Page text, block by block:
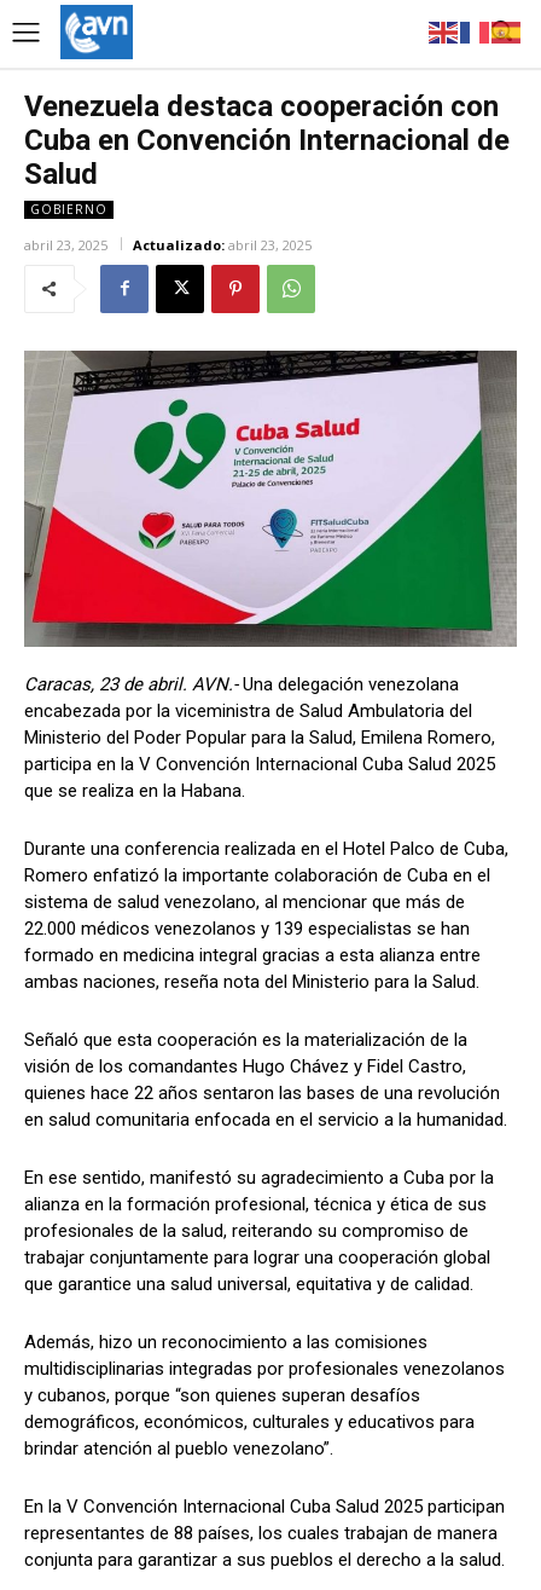
Venezuela destaca cooperación con
Cuba en Convención Internacional de
Salud
GOBIERNO
abril 23, 2025 Actualizado: abril 23, 2025
Caracas, 23 de abril. AVN.-Una delegación venezolana
encabezada por la viceministra de Salud Ambulatoria del
Ministerio del Poder Popular para la Salud, Emilena Romero,
participa en la V Convención Internacional Cuba Salud 2025
que se realiza en la Habana.
Durante una conferencia realizada en el Hotel Palco de Cuba,
Romero enfatizó la importante colaboración de Cuba en el
sistema de salud venezolano, al mencionar que más de
22.000 médicos venezolanos y 139 especialistas se han
formado en medicina integral gracias a esta alianza entre
ambas naciones, reseña nota del Ministerio para la Salud.
Señaló que esta cooperación es la materialización de la
visión de los comandantes Hugo Chávez y Fidel Castro,
quienes hace 22 años sentaron las bases de una revolución
en salud comunitaria enfocada en el servicio a la humanidad.
En ese sentido, manifestó su agradecimiento a Cuba por la
alianza en la formación profesional, técnica y ética de sus
profesionales de la salud, reiterando su compromiso de
trabajar conjuntamente para lograr una cooperación global
que garantice una salud universal, equitativa y de calidad.
Además, hizo un reconocimiento a las comisiones
multidisciplinarias integradas por profesionales venezolanos
y cubanos, porque “son quienes superan desafíos
demográficos, económicos, culturales y educativos para
brindar atención al pueblo venezolano”.
En la V Convención Internacional Cuba Salud 2025 participan
representantes de 88 países, los cuales trabajan de manera
conjunta para garantizar a sus pueblos el derecho a la salud.